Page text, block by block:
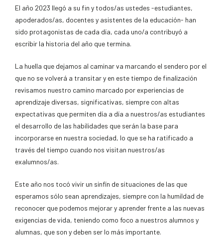
El año 2023 llegó a su fin y todos/as ustedes -estudiantes,
apoderados/as, docentes y asistentes de la educación- han
sido protagonistas de cada día, cada uno/a contribuyó a
escribir la historia del año que termina.
La huella que dejamos al caminar va marcando el sendero por el
que no se volverá a transitar y en este tiempo de finalización
revisamos nuestro camino marcado por experiencias de
aprendizaje diversas, significativas, siempre con altas
expectativas que permiten día a día a nuestros/as estudiantes
el desarrollo de las habilidades que serán la base para
incorporarse en nuestra sociedad, lo que se ha ratificado a
través del tiempo cuando nos visitan nuestros/as
exalumnos/as.
Este año nos tocó vivir un sinfín de situaciones de las que
esperamos sólo sean aprendizajes, siempre con la humildad de
reconocer que podemos mejorar y aprender frente a las nuevas
exigencias de vida, teniendo como foco a nuestros alumnos y
alumnas, que son y deben ser lo más importante.